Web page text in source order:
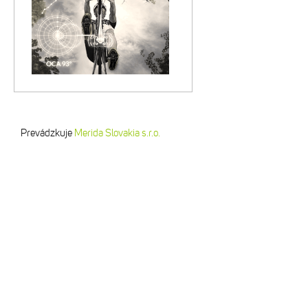
Prevádzkuje Merida Slovakia s.r.o.